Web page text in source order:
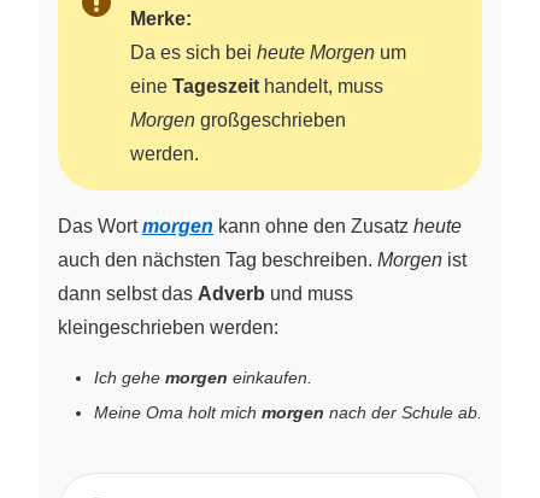
Merke:
Da es sich bei heute Morgen um
eine Tageszeit handelt, muss
Morgen großgeschrieben
werden.
Das Wortmorgen kann ohne den Zusatz heute
auch den nächsten Tag beschreiben. Morgen ist
dann selbst das Adverb und muss
kleingeschrieben werden:
Ich gehe morgen einkaufen.
Meine Oma holt mich morgen nach der Schule ab.